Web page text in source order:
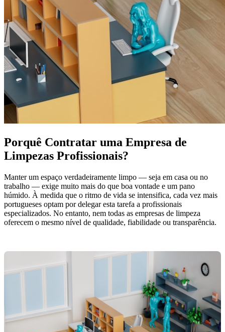
Porquê Contratar uma Empresa de
Limpezas Profissionais?
Manter um espaço verdadeiramente limpo — seja em casa ou no
trabalho — exige muito mais do que boa vontade e um pano
húmido. À medida que o ritmo de vida se intensifica, cada vez mais
portugueses optam por delegar esta tarefa a profissionais
especializados. No entanto, nem todas as empresas de limpeza
oferecem o mesmo nível de qualidade, fiabilidade ou transparência.